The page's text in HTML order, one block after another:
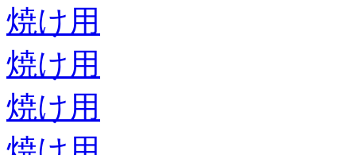
焼け用
焼け用
焼け用